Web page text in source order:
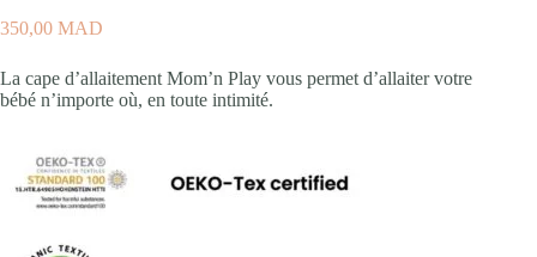
350,00 MAD
La cape d’allaitement Mom’n Play vous permet d’allaiter votre
bébé n’importe où, en toute intimité.